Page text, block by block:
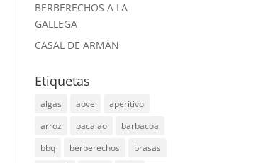
BERBERECHOS A LA
GALLEGA
CASAL DE ARMÁN
Etiquetas
algas aove
aperitivo
arroz
bacalao
barbacoa
bbq
berberechos
brasas